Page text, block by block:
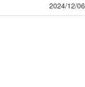
2024/12/06